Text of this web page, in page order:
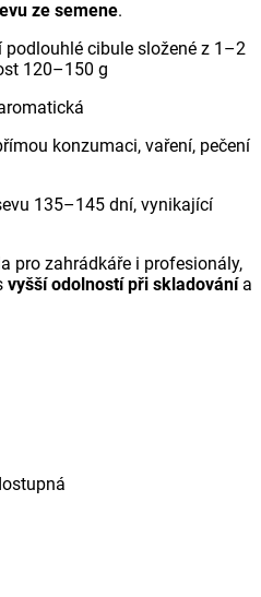
ze semene.
podlouhlé cibule složené z 1–2
120–150 g
konzumaci, vaření, pečení
135–145 dní, vynikající
pro zahrádkáře i profesionály,
vyšší odolností při skladovánía